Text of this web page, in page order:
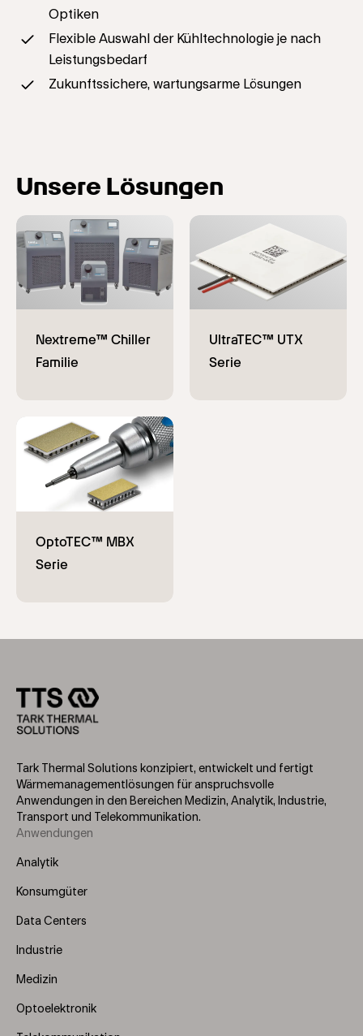
Optiken
Flexible Auswahl der Kühltechnologie je nach
Leistungsbedarf
Zukunftssichere, wartungsarme Lösungen
Unsere Lösungen
Tark Thermal Solutions konzipiert, entwickelt und fertigt
Wärmemanagementlösungen für anspruchsvolle
Anwendungen in den Bereichen Medizin, Analytik, Industrie,
Transport und Telekommunikation.
Footer
Menu
Anwendungen
Analytik
Konsumgüter
Data Centers
Industrie
Medizin
Optoelektronik